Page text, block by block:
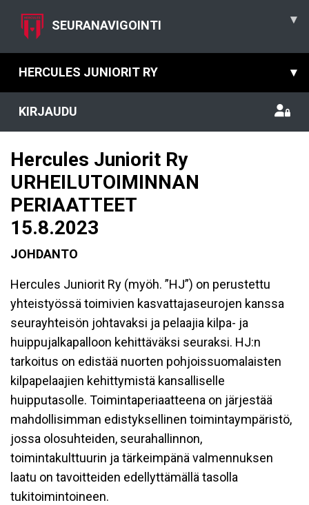
SEURANAVIGOINTI ▾
HERCULES JUNIORIT RY ▾
KIRJAUDU
Hercules Juniorit Ry
URHEILUTOIMINNAN
PERIAATTEET
15.8.2023
JOHDANTO
Hercules Juniorit Ry (myöh. ”HJ”) on perustettu
yhteistyössä toimivien kasvattajaseurojen kanssa
seurayhteisön johtavaksi ja pelaajia kilpa- ja
huippujalkapalloon kehittäväksi seuraksi. HJ:n
tarkoitus on edistää nuorten pohjoissuomalaisten
kilpapelaajien kehittymistä kansalliselle
huipputasolle. Toimintaperiaatteena on järjestää
mahdollisimman edistyksellinen toimintaympäristö,
jossa olosuhteiden, seurahallinnon,
toimintakulttuurin ja tärkeimpänä valmennuksen
laatu on tavoitteiden edellyttämällä tasolla
tukitoimintoineen.